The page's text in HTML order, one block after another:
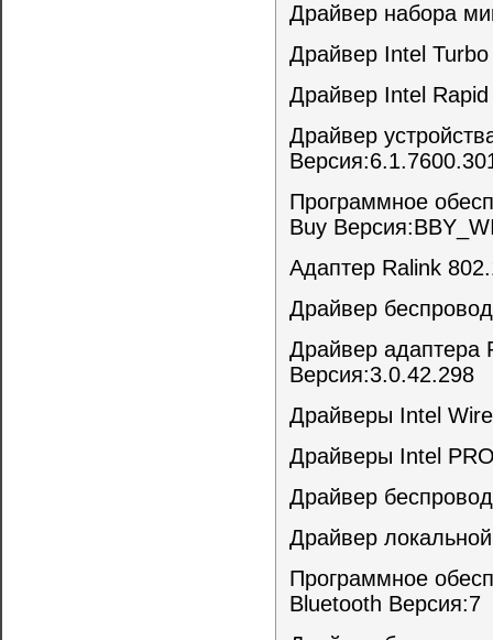
Драйвер набора
Драйвер Intel
Драйвер Intel
Драйвер
Программное
Buy
Адаптер Ralink
Драйвер
Драйвер адаптера
Версия:3.0.42.298
Драйверы Intel
Драйверы Intel
Драйвер
Драйвер
Программное
Bluetooth Версия:7